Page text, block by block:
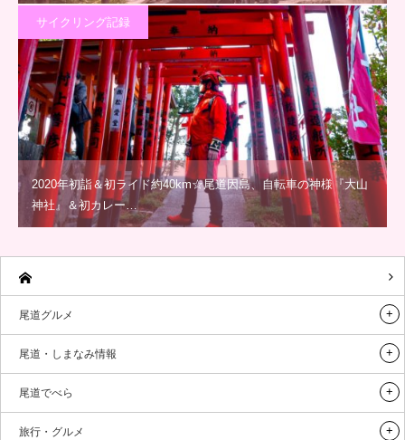
サイクリング記録
2020年初詣＆初ライド約40km☆尾道因島、自転車の神様『大山
神社』＆初カレー…
尾道グルメ
尾道・しまなみ情報
尾道でべら
旅行・グルメ